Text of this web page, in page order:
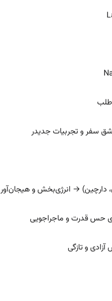
سفر و تجربیات جدیدر
دارچین) → انرژی‌بخش و هیجان‌آور
حس قدرت و ماجراجویی
و تازگی